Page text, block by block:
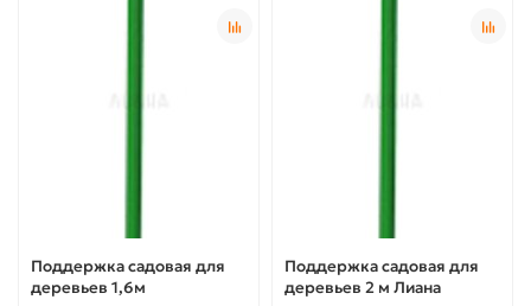
Поддержка садовая для
деревьев 1,6м
Поддержка садовая для
деревьев 2 м Лиана